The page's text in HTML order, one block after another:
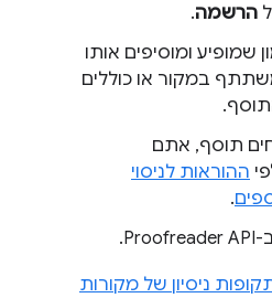
.
ומוסיפים אותו
במקור או כוללים
אתם
לניסוי
.
ניסיון של מקורות